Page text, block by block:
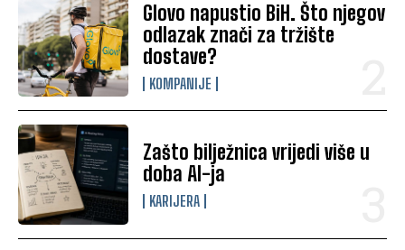
Glovo napustio BiH. Što njegov
odlazak znači za tržište
dostave?
KOMPANIJE
Zašto bilježnica vrijedi više u
doba AI-ja
KARIJERA